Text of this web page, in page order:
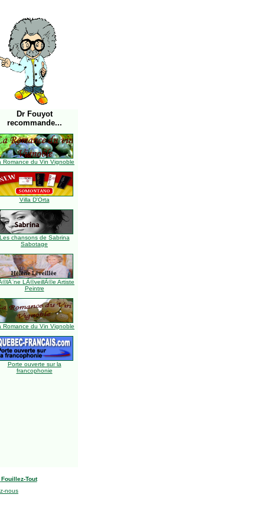
Dr Fouyot
recommande...
Romance du Vin Vignoble
Villa D'Orta
Les chansons de Sabrina
Sabotage
LÃ©veillÃ©e Artiste
Peintre
Romance du Vin Vignoble
Porte ouverte sur la
francophonie
Fouillez-Tout
nous